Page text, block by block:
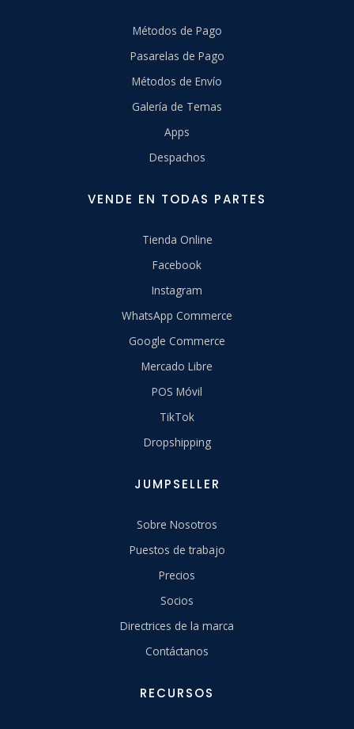
Métodos de Pago
Pasarelas de Pago
Métodos de Envío
Galería de Temas
Apps
Despachos
VENDE EN TODAS PARTES
Tienda Online
Facebook
Instagram
WhatsApp Commerce
Google Commerce
Mercado Libre
POS Móvil
TikTok
Dropshipping
JUMPSELLER
Sobre Nosotros
Puestos de trabajo
Precios
Socios
Directrices de la marca
Contáctanos
RECURSOS